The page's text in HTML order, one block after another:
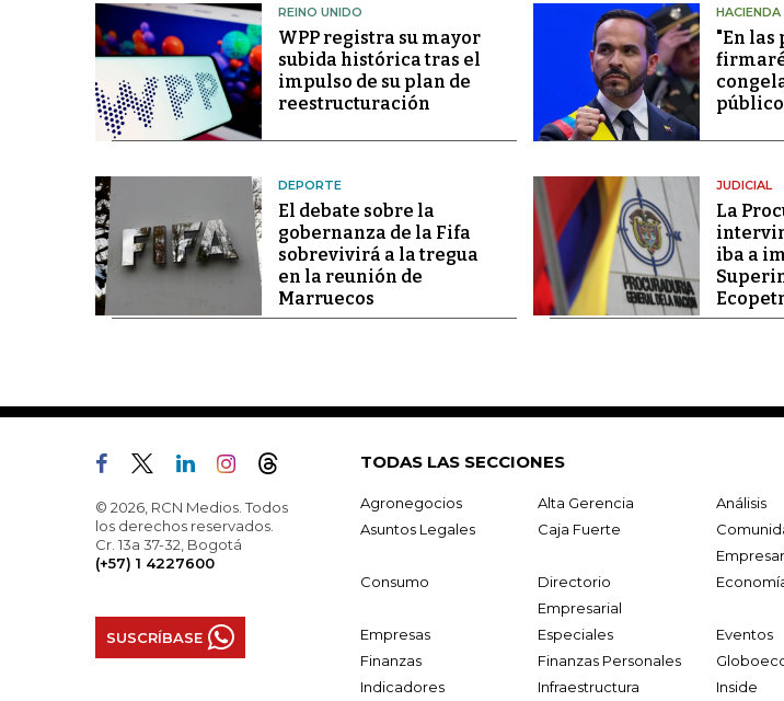
REINO UNIDO
WPP registra su mayor
subida histórica tras el
impulso de su plan de
reestructuración
HACIENDA
"En las
DEPORTE
El debate sobre la
gobernanza de la Fifa
sobrevivirá a la tregua
en la reunión de
Marruecos
JUDICIAL
La
iba a
© 2026, RCN Medios. Todos
los derechos reservados.
Cr. 13a 37-32, Bogotá
(+57) 1 4227600
SUSCRÍBASE
TODAS LAS SECCIONES
Agronegocios Alta Gerencia
Análisis
Asuntos Legales
Caja Fuerte
Consumo
Directorio
Empresarial
Empresas Especiales
Eventos
Finanzas
Finanzas Personales
Indicadores
Infraestructura Inside